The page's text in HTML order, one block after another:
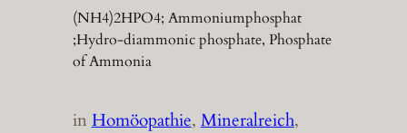
(NH4)2HPO4; Ammoniumphosphat
;Hydro-diammonic phosphate, Phosphate
of Ammonia
inHomöopathie, Mineralreich